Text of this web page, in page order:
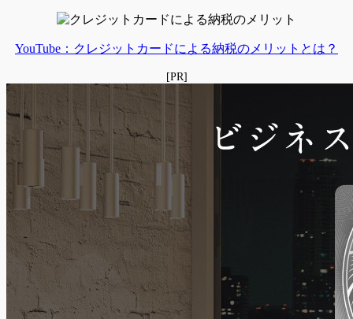
YouTube：クレジットカードによる納税のメリットとは？
[PR]